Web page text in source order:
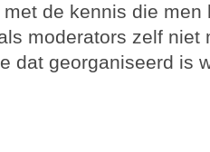
de kennis die men
moderators zelf niet
dat georganiseerd is